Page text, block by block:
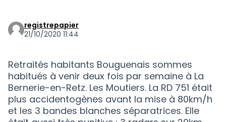
registrepapier
21/10/2020 11:44
Retraités habitants Bouguenais sommes
habitués à venir deux fois par semaine à La
Bernerie-en-Retz. Les Moutiers. La RD 751 était
plus accidentogènes avant la mise à 80km/h
et les 3 bandes blanches séparatrices. Elle